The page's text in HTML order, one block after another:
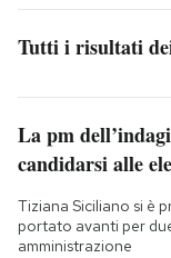
Tutti i risultati
La pm
candidarsi alle
Tiziana Siciliano si è
portato avanti per
amministrazione